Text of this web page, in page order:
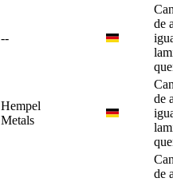
--
de
Hempel
Metals
de
de